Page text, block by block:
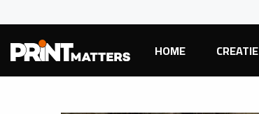
HOME CREATIE